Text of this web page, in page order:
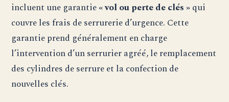
incluent une garantie« vol ou perte de clés »qui
couvre les frais de serrurerie d’urgence. Cette
garantie prend généralement en charge
l’intervention d’un serrurier agréé, le remplacement
des cylindres de serrure et la confection de
nouvelles clés.